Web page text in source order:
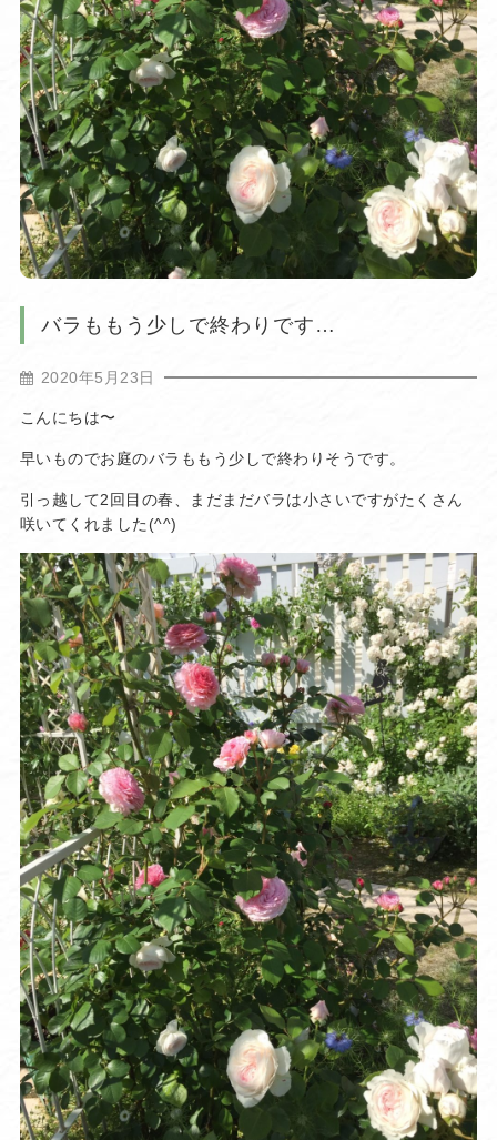
バラももう少しで終わりです…
2020年5月23日
こんにちは〜
早いものでお庭のバラももう少しで終わりそうです。
引っ越して2回目の春、まだまだバラは小さいですがたくさん
咲いてくれました(^^)